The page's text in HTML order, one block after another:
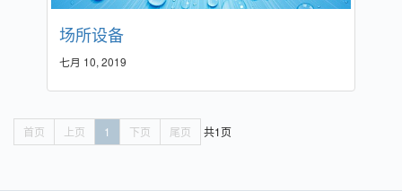
场所设备
七月 10, 2019
首页 上页 1 下页 尾页 共1页